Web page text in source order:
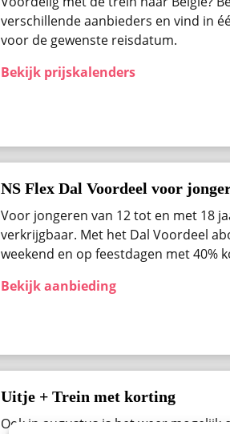
verschillende aanbieders en vind in
voor de gewenste reisdatum.
Bekijk prijskalenders
NS Flex Dal Voordeel voor
Voor jongeren van 12 tot en met 18
verkrijgbaar. Met het Dal Voordeel
weekend en op feestdagen met 40%
Bekijk aanbieding
Uitje + Trein met korting
Ook in augustus ​is het weer